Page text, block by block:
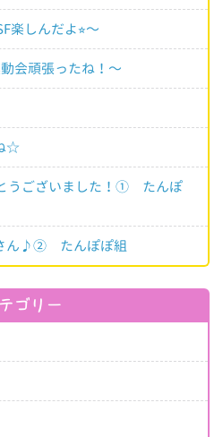
楽しんだよ⭐︎〜
会頑張ったね！〜
☆
うございました！① たんぽ
ん♪② たんぽぽ組
ゴリー